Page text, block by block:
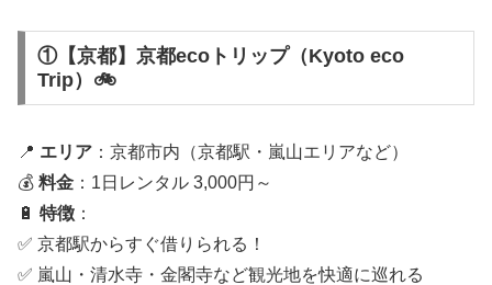
①【京都】京都ecoトリップ（Kyoto eco
Trip）🚲
📍 エリア ：京都市内（京都駅・嵐山エリアなど）
💰 料金 ：1日レンタル 3,000円～
🔋 特徴 ：
✅ 京都駅からすぐ借りられる！
✅ 嵐山・清水寺・金閣寺など観光地を快適に巡れる